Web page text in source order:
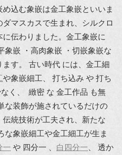
込む象嵌は金工象嵌といいま
マスカスで生まれ、シルクロ
に伝わりました。金工象嵌に
象嵌 ・高肉象嵌 ・切嵌象嵌な
す。 古い時代 には、金工細
や象嵌細工、 打ち込み や 打ち
く、 緻密 な 金工作品 も無
な装飾が施されているだけの
統技術が工夫され、新たな
な象嵌細工や金工細工が生ま
一 や 四分一 、 白四分一 、 透か